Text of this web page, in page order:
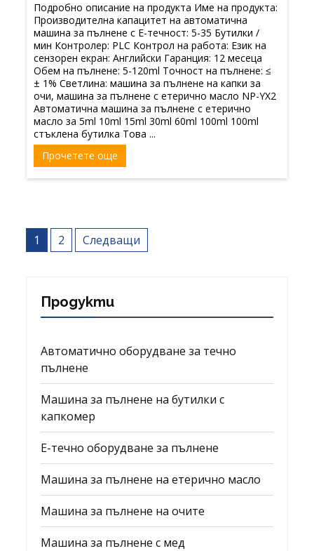
Подробно описание на продукта Име на продукта:
Производителна капацитет на автоматична
машина за пълнене с E-течност: 5-35 Бутилки /
мин Контролер: PLC Контрол на работа: Език на
сензорен екран: Английски Гаранция: 12 месеца
Обем на пълнене: 5-120ml Точност на пълнене: ≤
± 1% Светлина: машина за пълнене на капки за
очи, машина за пълнене с етерично масло NP-YX2
Автоматична машина за пълнене с етерично
масло за 5ml 10ml 15ml 30ml 60ml 100ml 100ml
стъклена бутилка Това ...
Прочетете още
Навигация
1 2 Следващи
Продукти
Автоматично оборудване за течно
пълнене
Машина за пълнене на бутилки с
капкомер
Е-течно оборудване за пълнене
Машина за пълнене на етерично масло
Машина за пълнене на очите
Машина за пълнене с мед